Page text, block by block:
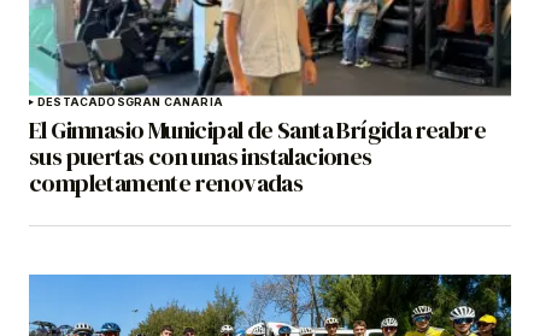
DESTACADOSGRAN CANARIA
El Gimnasio Municipal de Santa Brígida reabre
sus puertas con unas instalaciones
completamente renovadas